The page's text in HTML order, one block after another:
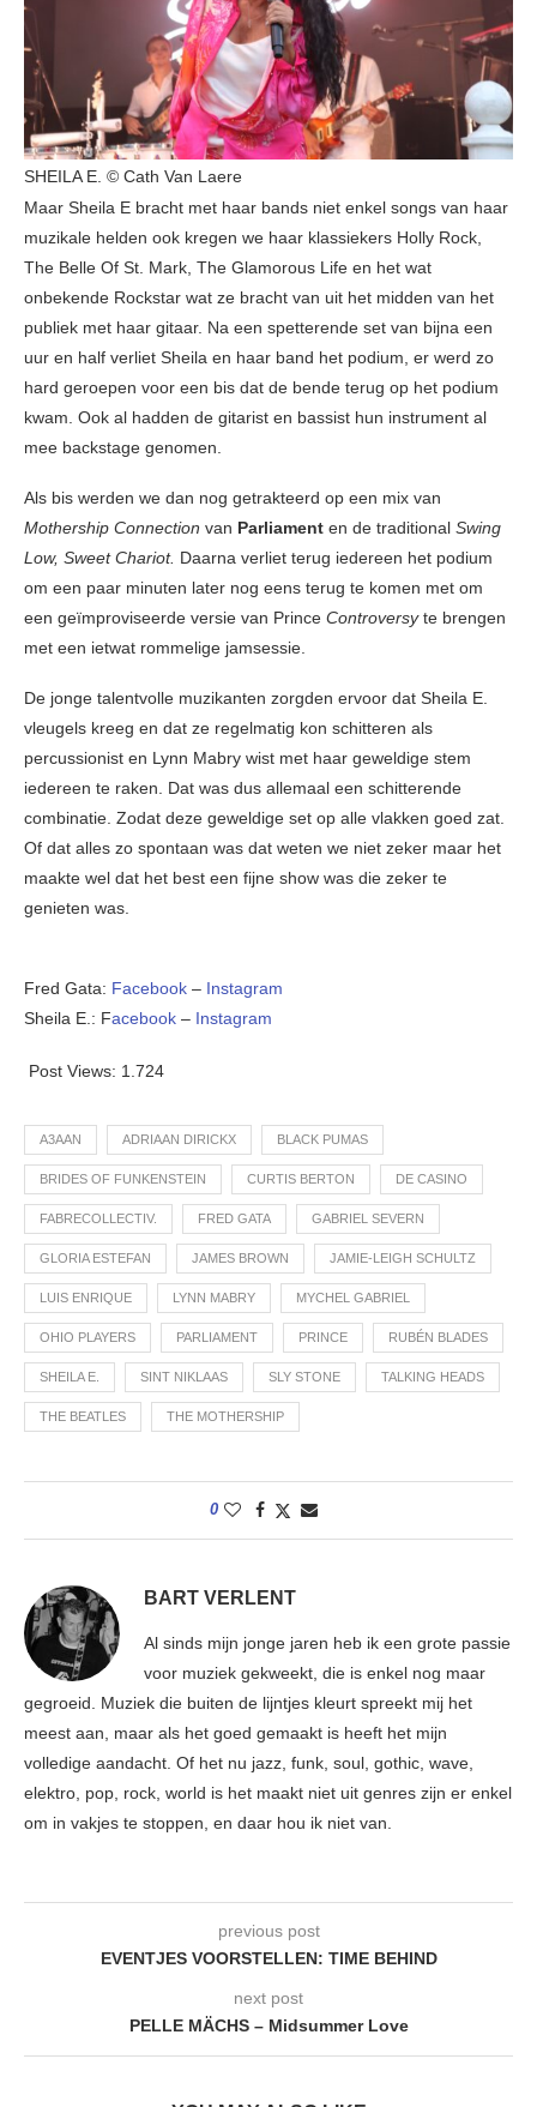
SHEILA E. © Cath Van Laere
Maar Sheila E bracht met haar bands niet enkel songs van haar
muzikale helden ook kregen we haar klassiekers Holly Rock,
The Belle Of St. Mark, The Glamorous Life en het wat
onbekende Rockstar wat ze bracht van uit het midden van het
publiek met haar gitaar. Na een spetterende set van bijna een
uur en half verliet Sheila en haar band het podium, er werd zo
hard geroepen voor een bis dat de bende terug op het podium
kwam. Ook al hadden de gitarist en bassist hun instrument al
mee backstage genomen.
Als bis werden we dan nog getrakteerd op een mix van
Mothership Connection van Parliament en de traditional Swing
Low, Sweet Chariot. Daarna verliet terug iedereen het podium
om een paar minuten later nog eens terug te komen met om
een geïmproviseerde versie van Prince Controversyte brengen
met een ietwat rommelige jamsessie.
De jonge talentvolle muzikanten zorgden ervoor dat Sheila E.
vleugels kreeg en dat ze regelmatig kon schitteren als
percussionist en Lynn Mabry wist met haar geweldige stem
iedereen te raken. Dat was dus allemaal een schitterende
combinatie. Zodat deze geweldige set op alle vlakken goed zat.
Of dat alles zo spontaan was dat weten we niet zeker maar het
maakte wel dat het best een fijne show was die zeker te
genieten was.
Fred Gata: Facebook – Instagram
Sheila E.: Facebook – Instagram
Post Views: 1.724
A3AAN ADRIAAN DIRICKX BLACK PUMAS
BRIDES OF FUNKENSTEIN CURTIS BERTON DE CASINO
FABRECOLLECTIV. FRED GATA GABRIEL SEVERN
GLORIA ESTEFAN JAMES BROWN JAMIE-LEIGH SCHULTZ
LUIS ENRIQUE LYNN MABRY MYCHEL GABRIEL
OHIO PLAYERS PARLIAMENT PRINCE RUBÉN BLADES
SHEILA E. SINT NIKLAAS SLY STONE TALKING HEADS
THE BEATLES THE MOTHERSHIP
0
BART VERLENT
Al sinds mijn jonge jaren heb ik een grote passie
voor muziek gekweekt, die is enkel nog maar
gegroeid. Muziek die buiten de lijntjes kleurt spreekt mij het
meest aan, maar als het goed gemaakt is heeft het mijn
volledige aandacht. Of het nu jazz, funk, soul, gothic, wave,
elektro, pop, rock, world is het maakt niet uit genres zijn er enkel
om in vakjes te stoppen, en daar hou ik niet van.
previous post
EVENTJES VOORSTELLEN: TIME BEHIND
next post
PELLE MÄCHS – Midsummer Love